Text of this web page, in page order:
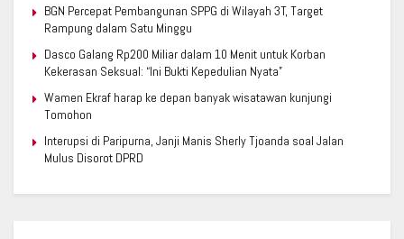
BGN Percepat Pembangunan SPPG di Wilayah 3T, Target
Rampung dalam Satu Minggu
Dasco Galang Rp200 Miliar dalam 10 Menit untuk Korban
Kekerasan Seksual: “Ini Bukti Kepedulian Nyata”
Wamen Ekraf harap ke depan banyak wisatawan kunjungi
Tomohon
Interupsi di Paripurna, Janji Manis Sherly Tjoanda soal Jalan
Mulus Disorot DPRD